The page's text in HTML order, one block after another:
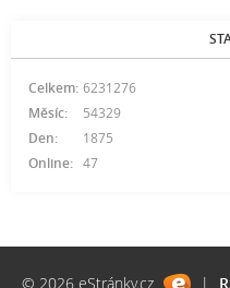
Online: 47
Celkem: 6231276
Měsíc:
54329
Den:
1875
© 2026 eStránky.cz |